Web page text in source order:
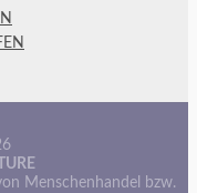
Menschenhandel bzw.